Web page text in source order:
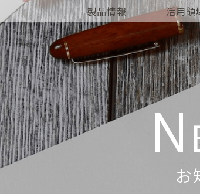
製品情報 活用領
N
お